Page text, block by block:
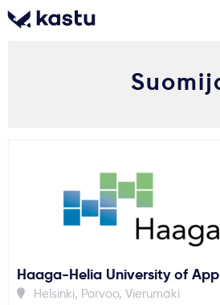
Pranešimai
Stojimo
Nemokamos
Kur studijuoti?
Haaga-Helia University of
Helsinki, Porvoo, Vierumäki